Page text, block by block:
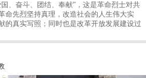
、奋斗、团结、奉献”，这是革命烈士对共
命先烈坚持真理，改造社会的人生伟大实
的真实写照；同时也是改革开放发展建设过